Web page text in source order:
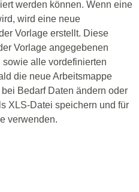
werden können. Wenn eine
wird eine neue
Vorlage erstellt. Diese
Vorlage angegebenen
alle vordefinierten
die neue Arbeitsmappe
Bedarf Daten ändern oder
XLS-Datei speichern und für
verwenden.